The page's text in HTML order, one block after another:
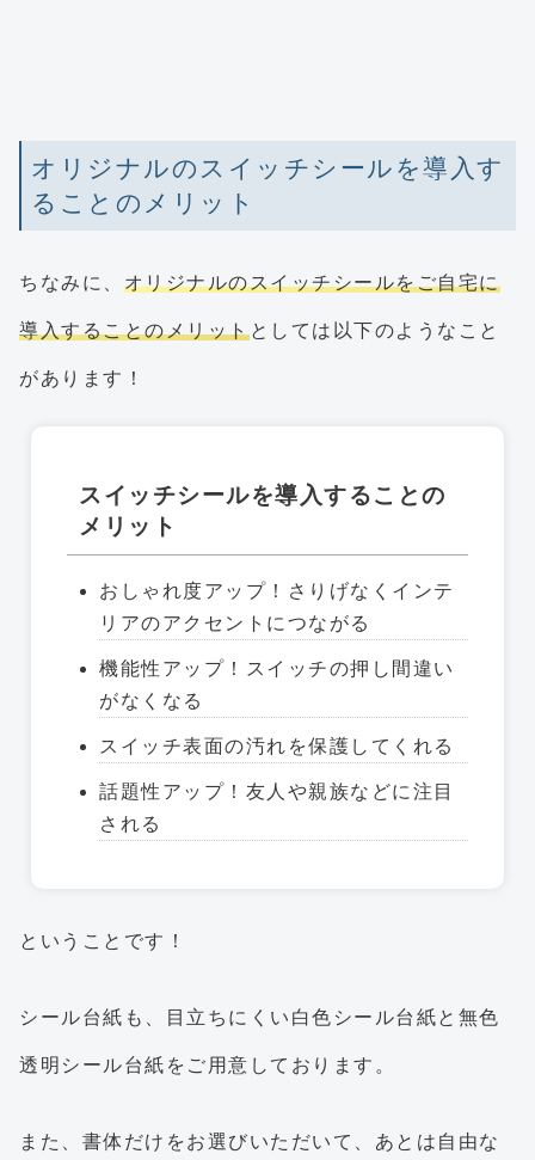
オリジナルのスイッチシールを導入す
ることのメリット
ちなみに、 オリジナルのスイッチシールをご自宅に
導入することのメリットとしては以下のようなこと
があります！
スイッチシールを導入することの
メリット
おしゃれ度アップ！さりげなくインテ
リアのアクセントにつながる
機能性アップ！スイッチの押し間違い
がなくなる
スイッチ表面の汚れを保護してくれる
話題性アップ！友人や親族などに注目
される
ということです！
シール台紙も、目立ちにくい白色シール台紙と無色
透明シール台紙をご用意しております。
また、書体だけをお選びいただいて、あとは自由な